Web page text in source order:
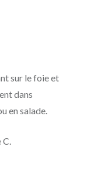
sur le foie et
dans
en salade.
C.